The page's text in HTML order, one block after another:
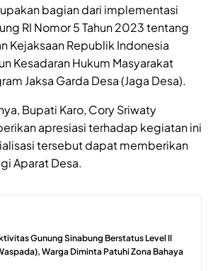
bagian dari implementasi
RI Nomor 5 Tahun 2023 tentang
Kejaksaan Republik Indonesia
Kesadaran Hukum Masyarakat
Jaksa Garda Desa (Jaga Desa).
Bupati Karo, Cory Sriwaty
apresiasi terhadap kegiatan ini
tersebut dapat memberikan
Aparat Desa.
Gunung Sinabung Berstatus Level II
Warga Diminta Patuhi Zona Bahaya